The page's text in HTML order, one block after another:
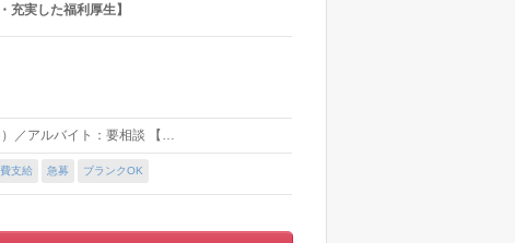
実した福利厚生】
／アルバイト：要相談 【…
支給 急募 ブランクOK